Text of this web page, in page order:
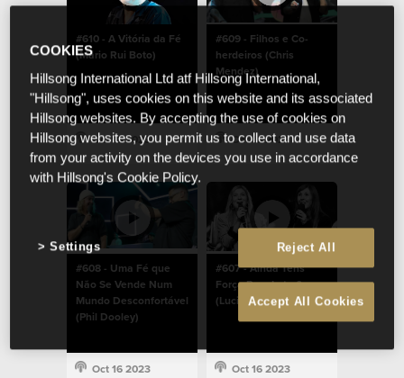
#610 - A Vitória da Fé
(Mário Rui Boto)
Oct 16 2023
#609 - Filhos e Co-
herdeiros (Chris
Mendez)
Oct 16 2023
#608 - Uma Fé que
Não Se Vende Num
Mundo Desconfortável
(Phil Dooley)
Oct 16 2023
#607 - Ainda Tens
Força Para Lutar?
(Lucinda Dooley)
Oct 16 2023
COOKIES
Hillsong International Ltd atf Hillsong International,
"Hillsong", uses cookies on this website and its associated
Hillsong websites. By accepting the use of cookies on
Hillsong websites, you permit us to collect and use data
from your activity on the devices you use in accordance
with Hillsong's Cookie Policy.
Reject All
Accept All Cookies
Settings